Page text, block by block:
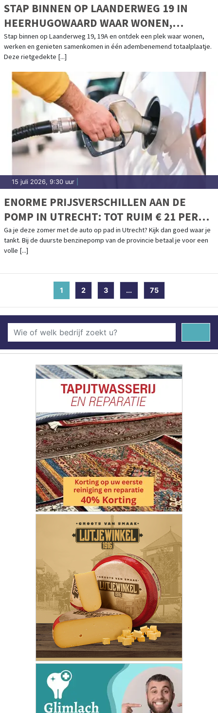
STAP BINNEN OP LAANDERWEG 19 IN
HEERHUGOWAARD WAAR WONEN,
WERKEN EN GENIETEN SAMENKOMEN
Stap binnen op Laanderweg 19, 19A en ontdek een plek waar wonen,
werken en genieten samenkomen in één adembenemend totaalplaatje.
Deze rietgedekte [...]
15 juli 2026, 9:30 uur
ENORME PRIJSVERSCHILLEN AAN DE
POMP IN UTRECHT: TOT RUIM € 21 PER
TANK
Ga je deze zomer met de auto op pad in Utrecht? Kijk dan goed waar je
tankt. Bij de duurste benzinepomp van de provincie betaal je voor een
volle [...]
1 (current)
2 3 ... 75